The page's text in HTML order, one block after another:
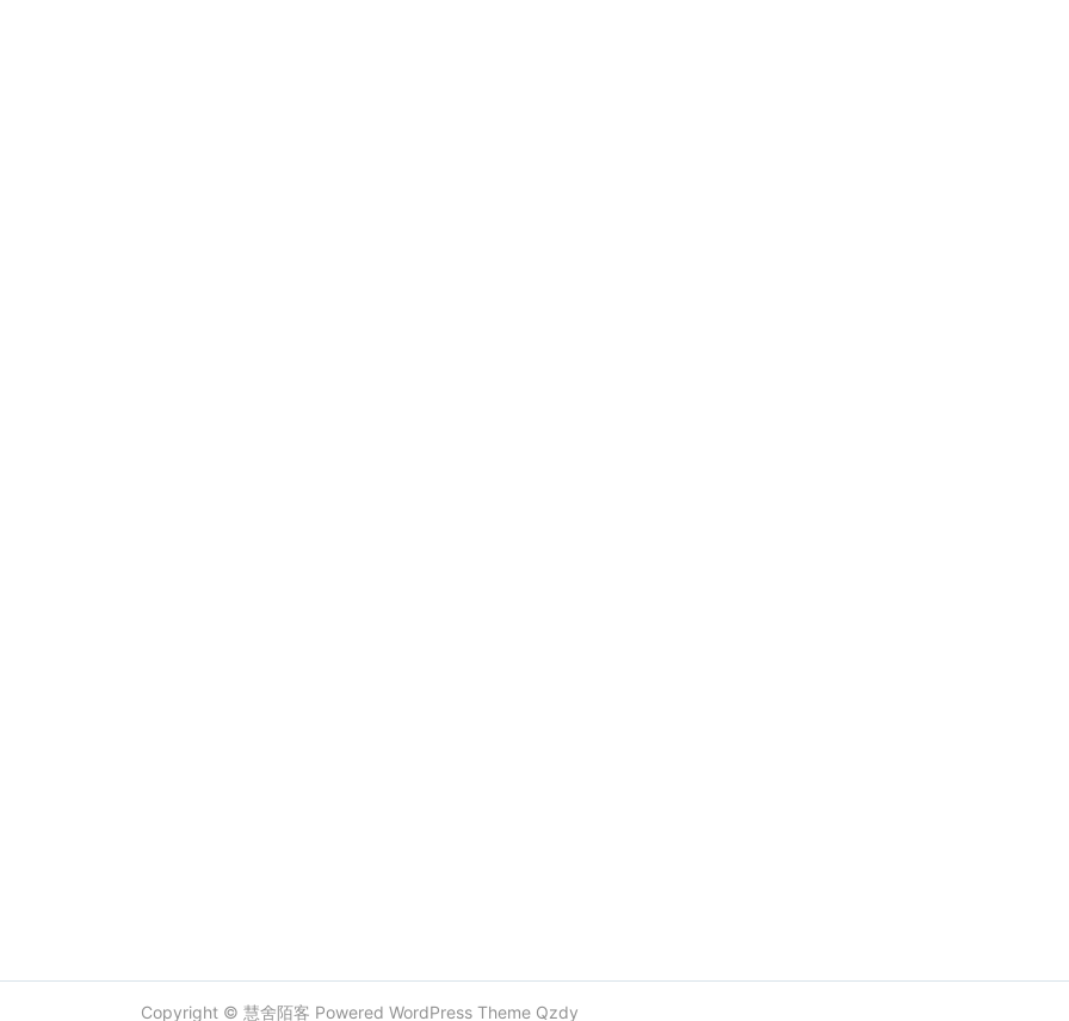
Copyright © 慧舍陌客 Powered WordPressTheme Qzdy